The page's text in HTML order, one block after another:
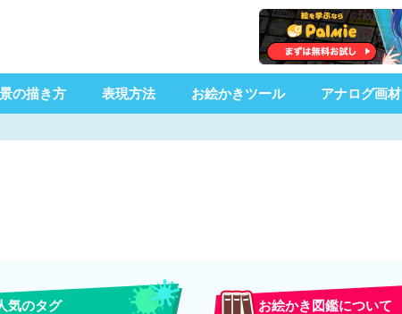
の描き方 表現方法 お絵かきツール アナログ画材
気のタグ お絵かき図鑑について